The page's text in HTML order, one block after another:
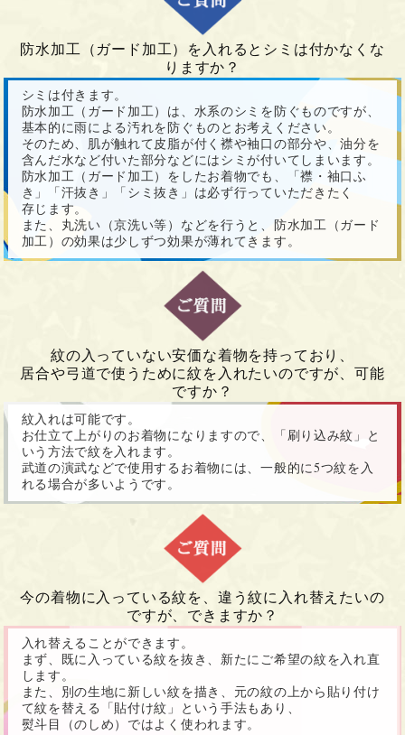
防水加工（ガード加工）を入れるとシミは付かなくな
りますか？
シミは付きます。
防水加工（ガード加工）は、水系のシミを防ぐものですが、
基本的に雨による汚れを防ぐものとお考えください。
そのため、肌が触れて皮脂が付く襟や袖口の部分や、油分を
含んだ水など付いた部分などにはシミが付いてしまいます。
防水加工（ガード加工）をしたお着物でも、「襟・袖口ふ
き」「汗抜き」「シミ抜き」は必ず行っていただきたく
存じます。
また、丸洗い（京洗い等）などを行うと、防水加工（ガード
加工）の効果は少しずつ効果が薄れてきます。
紋の入っていない安価な着物を持っており、
居合や弓道で使うために紋を入れたいのですが、可能
ですか？
紋入れは可能です。
お仕立て上がりのお着物になりますので、「刷り込み紋」と
いう方法で紋を入れます。
武道の演武などで使用するお着物には、一般的に5つ紋を入
れる場合が多いようです。
今の着物に入っている紋を、違う紋に入れ替えたいの
ですが、できますか？
入れ替えることができます。
まず、既に入っている紋を抜き、新たにご希望の紋を入れ直
します。
また、別の生地に新しい紋を描き、元の紋の上から貼り付け
て紋を替える「貼付け紋」という手法もあり、
熨斗目（のしめ）ではよく使われます。